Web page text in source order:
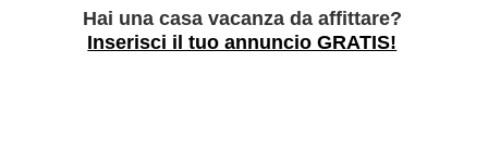
Hai una casa vacanza da affittare?
Inserisci il tuo annuncio GRATIS!